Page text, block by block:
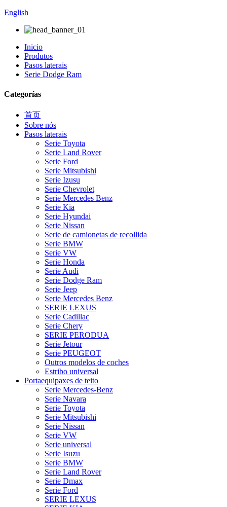
English
Inicio
Produtos
Pasos laterais
Serie Dodge Ram
Categorías
首页
Sobre nós
Pasos laterais
Serie Toyota
Serie Land Rover
Serie Ford
Serie Mitsubishi
Serie Izusu
Serie Chevrolet
Serie Mercedes Benz
Serie Kia
Serie Hyundai
Serie Nissan
Serie de camionetas de recollida
Serie BMW
Serie VW
Serie Honda
Serie Audi
Serie Dodge Ram
Serie Jeep
Serie Mercedes Benz
SERIE LEXUS
Serie Cadillac
Serie Chery
SERIE PERODUA
Serie Jetour
Serie PEUGEOT
Outros modelos de coches
Estribo universal
Portaequipaxes de teito
Serie Mercedes-Benz
Serie Navara
Serie Toyota
Serie Mitsubishi
Serie Nissan
Serie VW
Serie universal
Serie Isuzu
Serie BMW
Serie Land Rover
Serie Dmax
Serie Ford
SERIE LEXUS